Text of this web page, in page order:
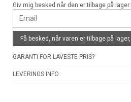
Giv mig besked når den er tilbage på lager:
Få besked, når varen er tilbage på lager,
GARANTI FOR LAVESTE PRIS?
LEVERINGS INFO